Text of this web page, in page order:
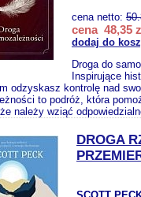
cena netto:
cena 48,35
dodaj do
Droga do
Inspirujące
odzyskasz kontrolę nad
to podróż, która
należy wziąć
DROGA